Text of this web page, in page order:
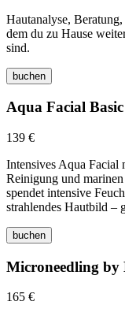
Hautanalyse,
dem du zu Hause
sind.
buchen
Aqua Facial Basic
139 €
Intensives Aqua Facial
Reinigung und
spendet intensive
strahlendes Hautbild –
buchen
Microneedling by
165 €